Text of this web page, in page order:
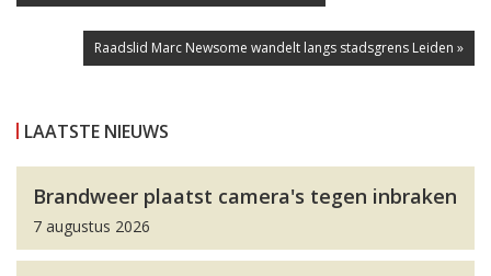
Raadslid Marc Newsome wandelt langs stadsgrens Leiden »
LAATSTE NIEUWS
Brandweer plaatst camera's tegen inbraken
7 augustus 2026